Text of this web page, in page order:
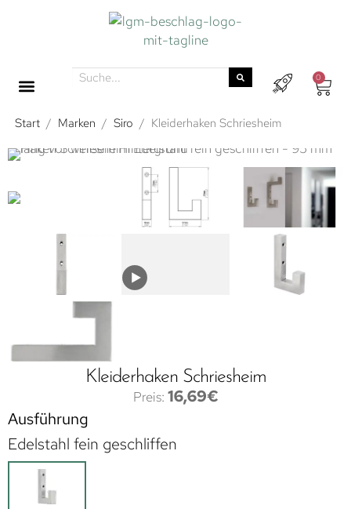
0
Start / Marken / Siro / Kleiderhaken Schriesheim
Kleiderhaken Schriesheim
16,69€
Ausführung
Edelstahl fein geschliffen